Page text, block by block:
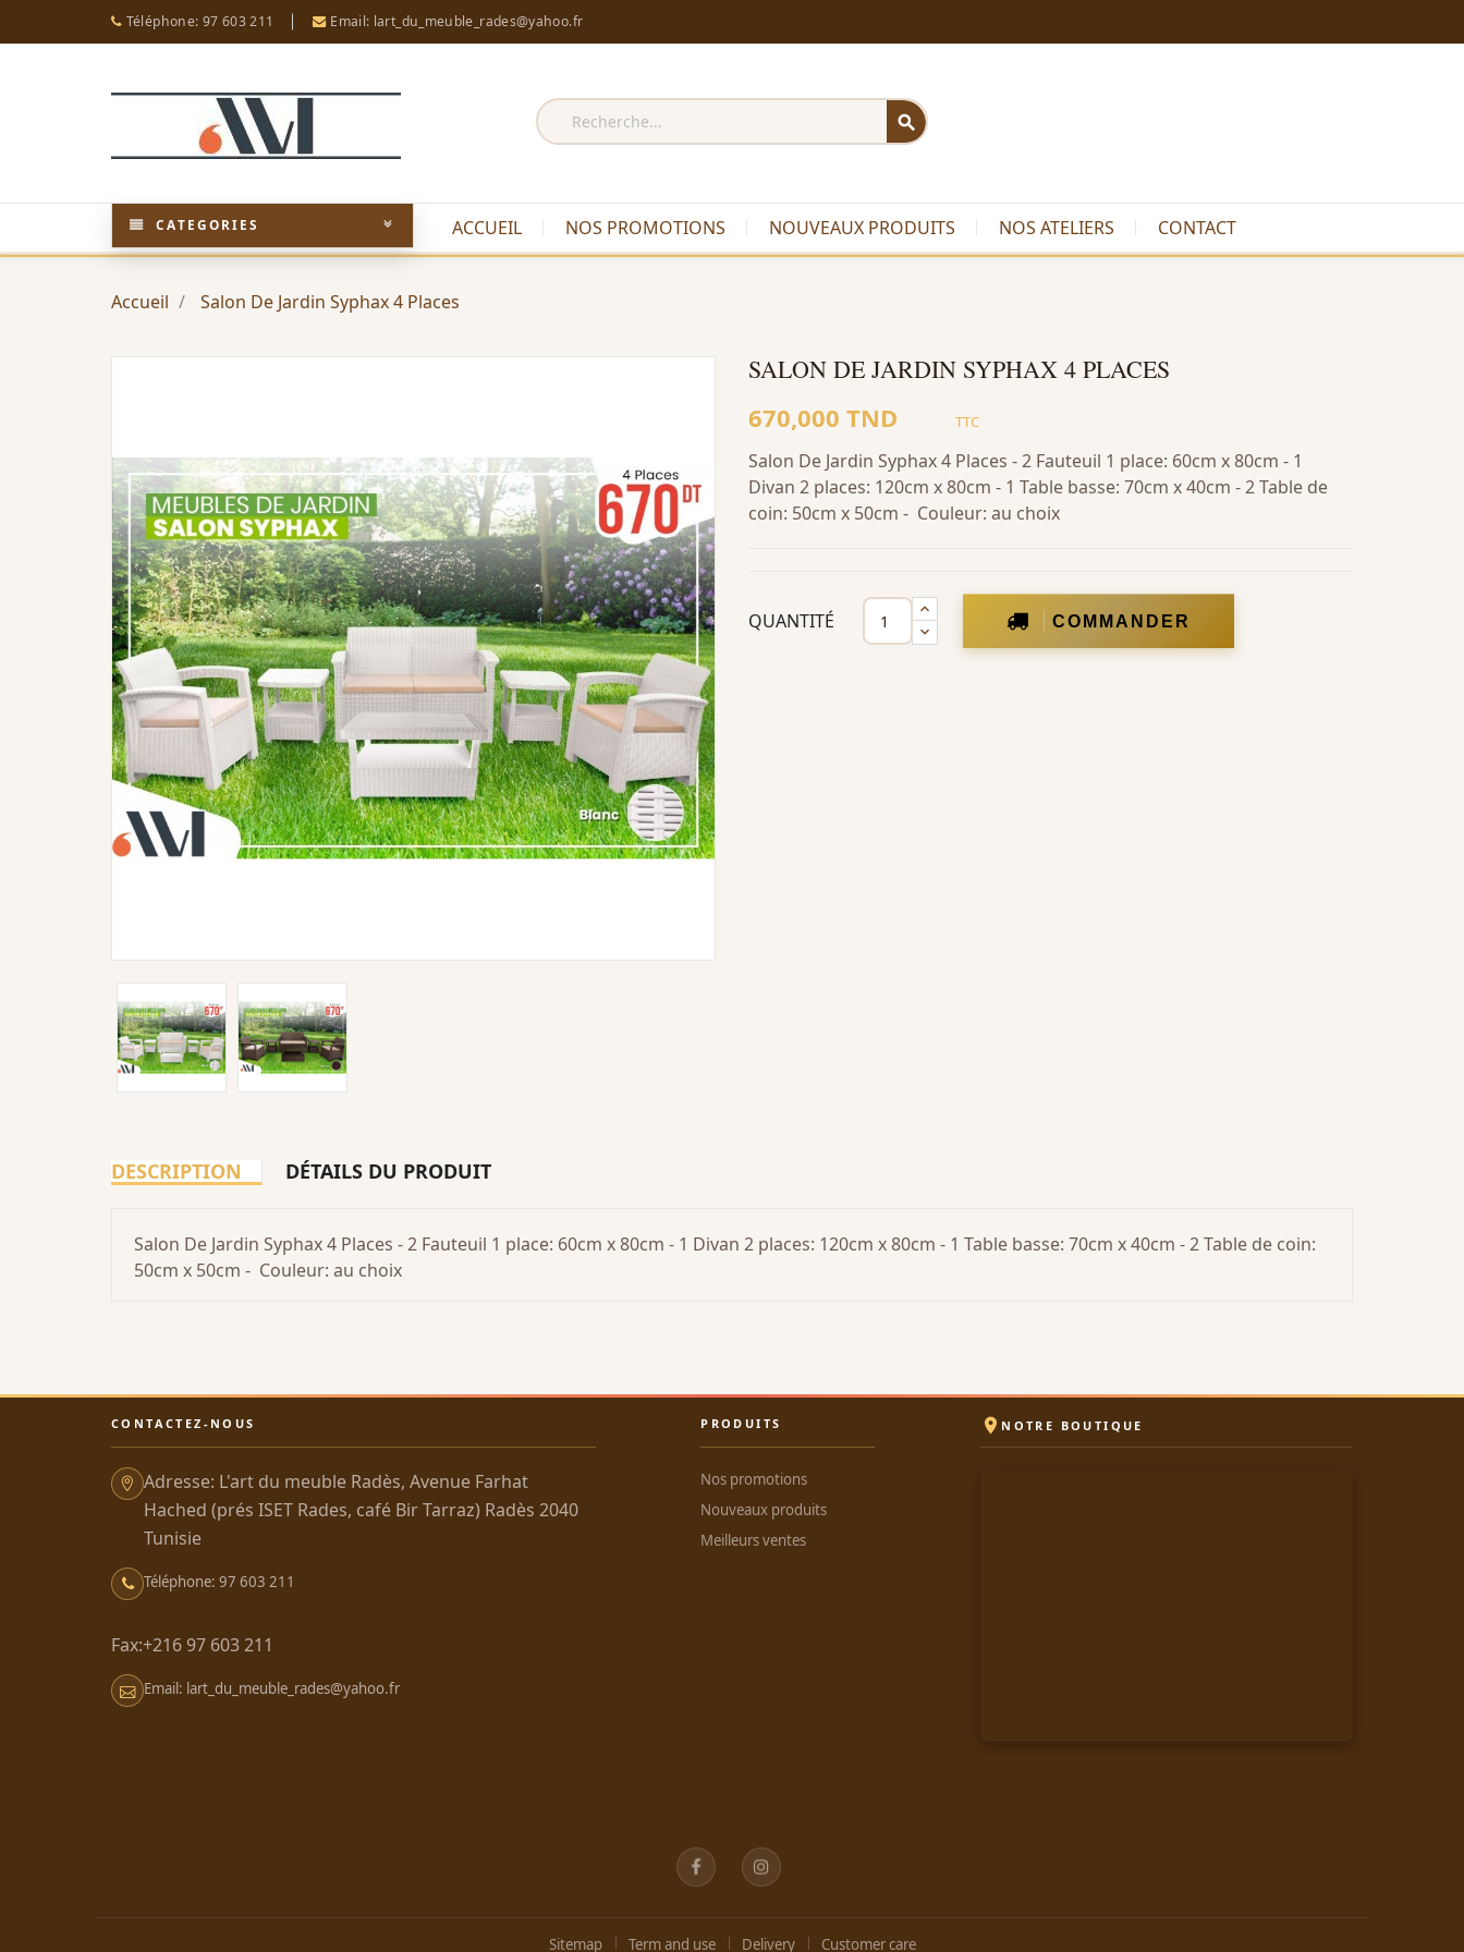
Téléphone: 97 603 211 Email: lart_du_meuble_rades@yahoo.fr
search
CATEGORIES ACCUEIL NOS PROMOTIONS NOUVEAUX PRODUITS NOS ATELIERS CONTACT
Accueil Salon De Jardin Syphax 4 Places
SALON DE JARDIN SYPHAX 4 PLACES
670,000 TND TTC
Salon De Jardin Syphax 4 Places - 2 Fauteuil 1 place: 60cm x 80cm - 1
Divan 2 places: 120cm x 80cm - 1 Table basse: 70cm x 40cm - 2 Table de
coin: 50cm x 50cm - Couleur: au choix
QUANTITÉ COMMANDER
DESCRIPTION DÉTAILS DU PRODUIT
Salon De Jardin Syphax 4 Places - 2 Fauteuil 1 place: 60cm x 80cm - 1 Divan 2 places: 120cm x 80cm - 1 Table basse: 70cm x 40cm - 2 Table de coin:
50cm x 50cm - Couleur: au choix
CONTACTEZ-NOUS
Adresse: L'art du meuble Radès, Avenue Farhat
Hached (prés ISET Rades, café Bir Tarraz) Radès 2040
Tunisie
Téléphone: 97 603 211
Fax:+216 97 603 211
Email: lart_du_meuble_rades@yahoo.fr
PRODUITS
Nos promotions
Nouveaux produits
Meilleurs ventes
 NOTRE BOUTIQUE
Facebook
Sitemap Term and use Delivery Customer care